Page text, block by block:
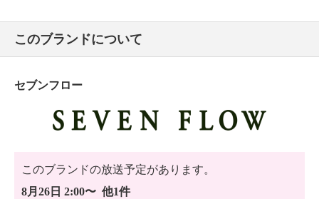
このブランドについて
セブンフロー
このブランドの放送予定があります。
8月26日 2:00〜 他1件